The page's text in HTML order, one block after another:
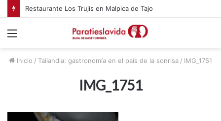
Restaurante Los Trujis en Malpica de Tajo
Inicio / Tailandia: gastronomía en el país de la sonrisa / IMG_1751
IMG_1751